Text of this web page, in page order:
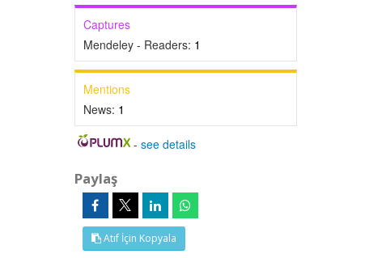
Captures
Mendeley - Readers: 1
Mentions
News: 1
-see details
Paylaş
Atıf İçin Kopyala